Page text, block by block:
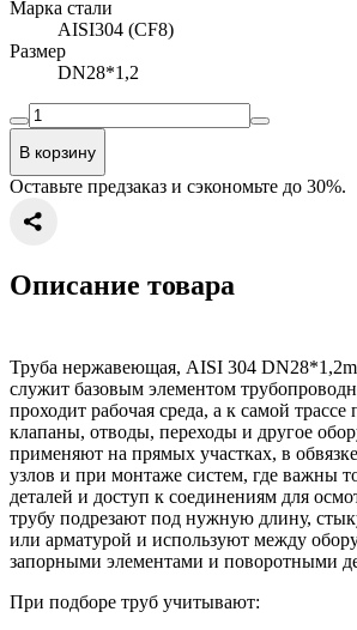
Марка стали
AISI304 (CF8)
Размер
DN28*1,2
В корзину
Оставьте предзаказ и сэкономьте до 30%.
Описание товара
Труба нержавеющая, AISI 304
служит базовым элементом
проходит рабочая среда, а к самой
клапаны, отводы, переходы и другое
применяют на прямых участках, в
узлов и при монтаже систем, где важны
деталей и доступ к соединениям для
трубу подрезают под нужную длину,
или арматурой и используют между
запорными элементами и поворотными
При подборе труб учитывают: